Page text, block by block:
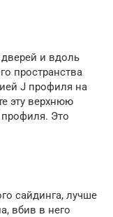
и вдоль
пространства
J профиля на
эту верхнюю
Это
сайдинга, лучше
вбив в него